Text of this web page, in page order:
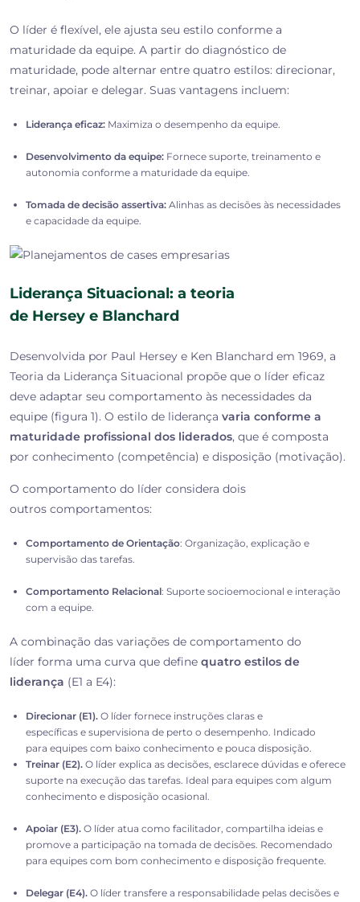
O líder é flexível, ele ajusta seu estilo conforme a
maturidade da equipe. A partir do diagnóstico de
maturidade, pode alternar entre quatro estilos: direcionar,
treinar, apoiar e delegar. Suas vantagens incluem:
Liderança eficaz: Maximiza o desempenho da equipe.
Desenvolvimento da equipe: Fornece suporte, treinamento e
autonomia conforme a maturidade da equipe.
Tomada de decisão assertiva: Alinhas as decisões às necessidades
e capacidade da equipe.
Liderança Situacional: a teoria
de Hersey e Blanchard
Desenvolvida por Paul Hersey e Ken Blanchard em 1969, a
Teoria da Liderança Situacional propõe que o líder eficaz
deve adaptar seu comportamento às necessidades da
equipe (figura 1). O estilo de liderança varia conforme a
maturidade profissional dos liderados, que é composta
por conhecimento (competência) e disposição (motivação).
O comportamento do líder considera dois
outros comportamentos:
Comportamento de Orientação: Organização, explicação e
supervisão das tarefas.
Comportamento Relacional: Suporte socioemocional e interação
com a equipe.
A combinação das variações de comportamento do
líder forma uma curva que define quatro estilos de
liderança (E1 a E4):
Direcionar (E1). O líder fornece instruções claras e
específicas e supervisiona de perto o desempenho. Indicado
para equipes com baixo conhecimento e pouca disposição.
Treinar (E2). O líder explica as decisões, esclarece dúvidas e oferece
suporte na execução das tarefas. Ideal para equipes com algum
conhecimento e disposição ocasional.
Apoiar (E3). O líder atua como facilitador, compartilha ideias e
promove a participação na tomada de decisões. Recomendado
para equipes com bom conhecimento e disposição frequente.
Delegar (E4). O líder transfere a responsabilidade pelas decisões e